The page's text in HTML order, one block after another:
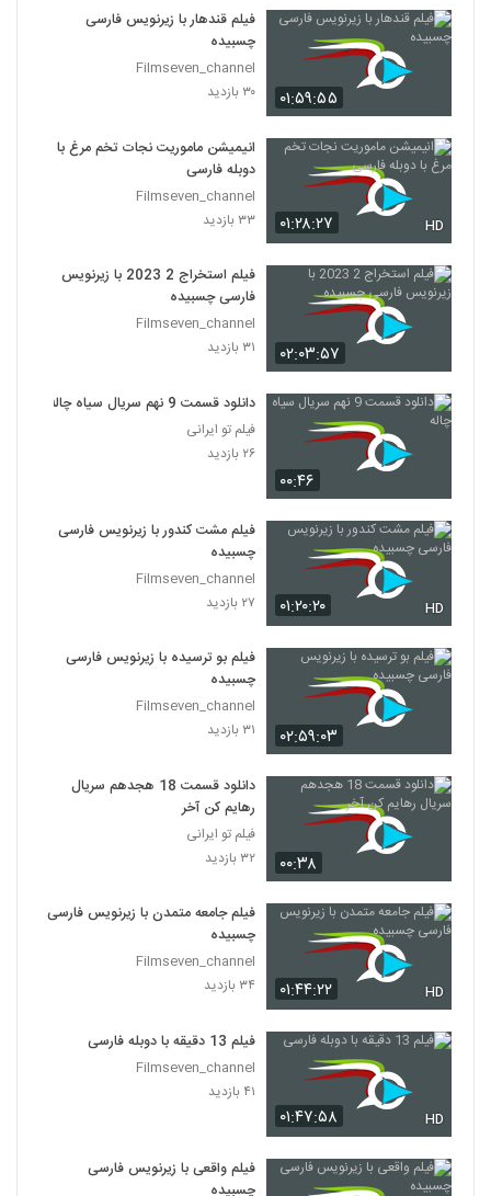
۰۱:۵۹:۵۵
فیلم قندهار با زیرنویس فارسی
چسبیده
Filmseven_channel
۳۰ بازدید
۰۱:۲۸:۲۷ HD
انیمیشن ماموریت نجات تخم مرغ با
دوبله فارسی
Filmseven_channel
۳۳ بازدید
۰۲:۰۳:۵۷
فیلم استخراج 2 2023 با زیرنویس
فارسی چسبیده
Filmseven_channel
۳۱ بازدید
۰۰:۴۶
دانلود قسمت 9 نهم سریال سیاه چاله
فیلم تو ایرانی
۲۶ بازدید
۰۱:۲۰:۲۰ HD
فیلم مشت کندور با زیرنویس فارسی
چسبیده
Filmseven_channel
۲۷ بازدید
۰۲:۵۹:۰۳
فیلم بو ترسیده با زیرنویس فارسی
چسبیده
Filmseven_channel
۳۱ بازدید
۰۰:۳۸
دانلود قسمت 18 هجدهم سریال
رهایم کن آخر
فیلم تو ایرانی
۳۲ بازدید
۰۱:۴۴:۲۲ HD
فیلم جامعه متمدن با زیرنویس فارسی
چسبیده
Filmseven_channel
۳۴ بازدید
۰۱:۴۷:۵۸ HD
فیلم 13 دقیقه با دوبله فارسی
Filmseven_channel
۴۱ بازدید
فیلم واقعی با زیرنویس فارسی
چسبیده